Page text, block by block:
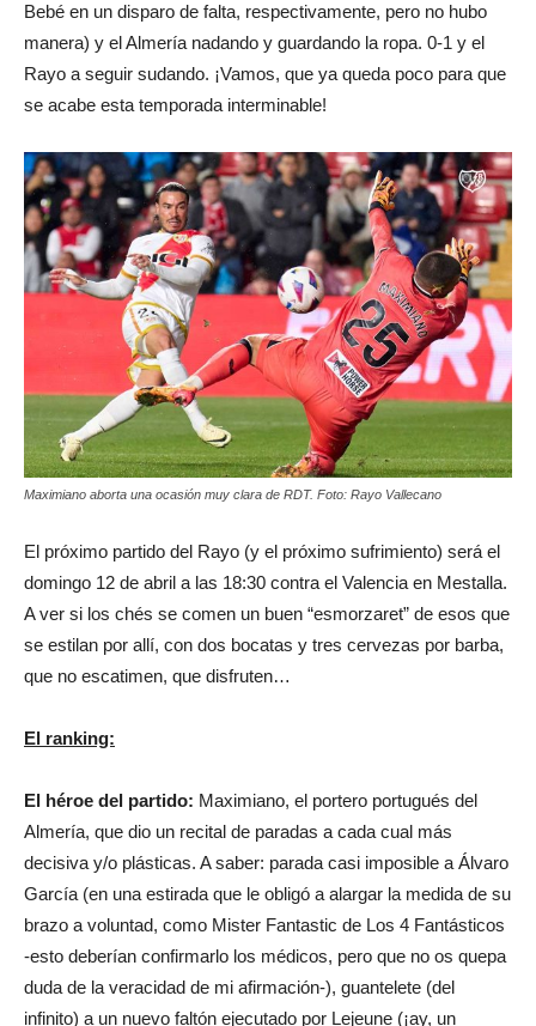
Bebé en un disparo de falta, respectivamente, pero no hubo
manera) y el Almería nadando y guardando la ropa. 0-1 y el
Rayo a seguir sudando. ¡Vamos, que ya queda poco para que
se acabe esta temporada interminable!
Maximiano aborta una ocasión muy clara de RDT. Foto: Rayo Vallecano
El próximo partido del Rayo (y el próximo sufrimiento) será el
domingo 12 de abril a las 18:30 contra el Valencia en Mestalla.
A ver si los chés se comen un buen “esmorzaret” de esos que
se estilan por allí, con dos bocatas y tres cervezas por barba,
que no escatimen, que disfruten…
El ranking:
El héroe del partido: Maximiano, el portero portugués del
Almería, que dio un recital de paradas a cada cual más
decisiva y/o plásticas. A saber: parada casi imposible a Álvaro
García (en una estirada que le obligó a alargar la medida de su
brazo a voluntad, como Mister Fantastic de Los 4 Fantásticos
-esto deberían confirmarlo los médicos, pero que no os quepa
duda de la veracidad de mi afirmación-), guantelete (del
infinito) a un nuevo faltón ejecutado por Lejeune (¡ay, un